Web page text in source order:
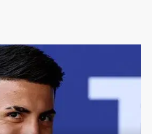
más caras en la